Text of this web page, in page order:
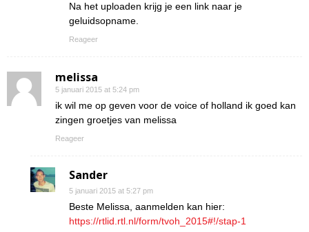
Na het uploaden krijg je een link naar je
geluidsopname.
Reageer
melissa
5 januari 2015 at 5:24 pm
ik wil me op geven voor de voice of holland ik goed kan
zingen groetjes van melissa
Reageer
Sander
5 januari 2015 at 5:27 pm
Beste Melissa, aanmelden kan hier:
https://rtlid.rtl.nl/form/tvoh_2015#!/stap-1